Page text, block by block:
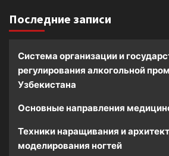
Последние записи
Система организации и
регулирования алкогольной
Узбекистана
Основные направления
Техники наращивания и
моделирования ногтей